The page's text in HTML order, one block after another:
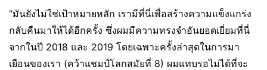
“มันยังไม่ใช่เป้าหมายหลัก เรามีที่นี่เพื่อสร้างความแข็งแกร่ง
กลับคืนมาให้ได้อีกครั้ง ซึ่งผมมีความทรงจำอันยอดเยี่ยมที่นี่
จากในปี 2018 และ 2019 โดยเฉพาะครั้งล่าสุดในการมา
เยือนของเรา (คว้าแชมป์โลกสมัยที่ 8) ผมแทบรอไม่ได้ที่จะ